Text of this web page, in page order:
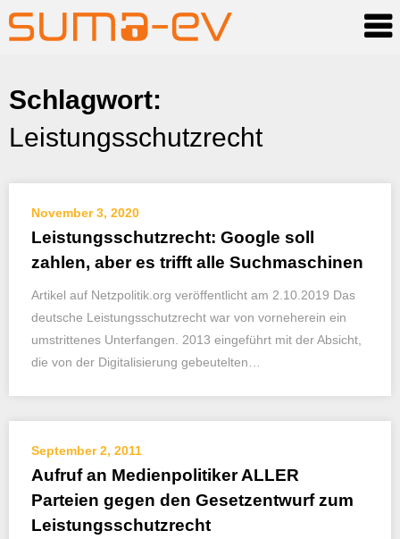
Skip
content
Schlagwort:
Leistungsschutzrecht
November 3, 2020
Leistungsschutzrecht: Google soll
zahlen, aber es trifft alle Suchmaschinen
Artikel auf Netzpolitik.org veröffentlicht am 2.10.2019 Das
deutsche Leistungsschutzrecht war von vorneherein ein
umstrittenes Unterfangen. 2013 eingeführt mit der Absicht,
die von der Digitalisierung gebeutelten…
September 2, 2011
Aufruf an Medienpolitiker ALLER
Parteien gegen den Gesetzentwurf zum
Leistungsschutzrecht